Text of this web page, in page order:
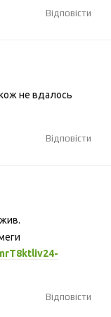
Відповісти
не вдалось
Відповісти
Відповісти